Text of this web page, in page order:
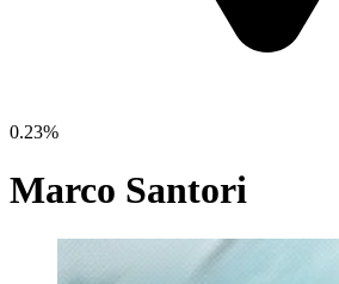
0.23%
Marco Santori